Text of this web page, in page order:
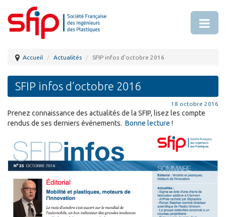
Accueil Actualités SFIP infos d’octobre 2016
SFIP infos d’octobre 2016
18 octobre 2016
Prenez connaissance des actualités de la SFIP, lisez les compte
rendus de ses derniers événements. Bonne lecture !